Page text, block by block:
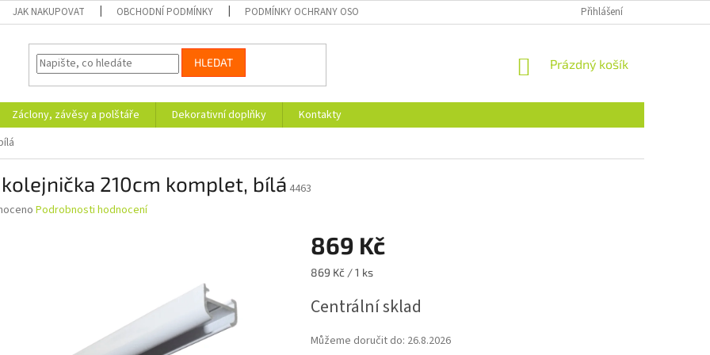
JAK NAKUPOVAT OBCHODNÍ PODMÍNKY PODMÍNKY OCHRANY OSOBNÍCH ÚDAJŮ FORMULÁŘ PRO
Přihlášení
HLEDAT
NÁKUPNÍ
Prázdný košík
Záclony, závěsy a polštáře Dekorativní doplňky
Kontakty
kolejnička 210cm komplet, bílá 4463
Podrobnosti hodnocení
869 Kč
Měrná
869 Kč / 1 ks
Centrální sklad
Můžeme doručit do: 26.8.2026